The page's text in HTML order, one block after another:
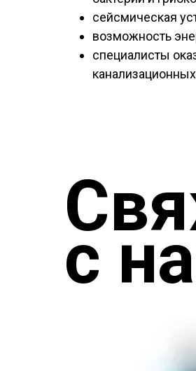
сейсмическая
возможность
специалисты
с